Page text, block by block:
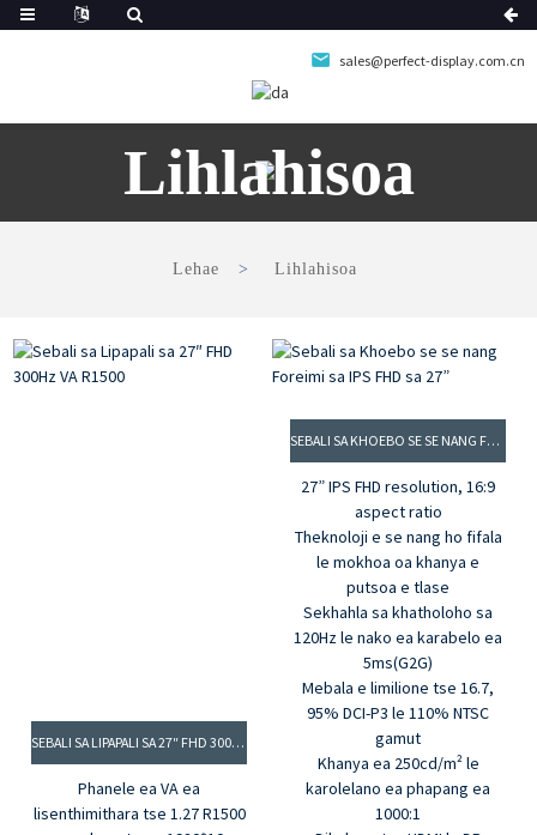
sales@perfect-display.com.cn
Lihlahisoa
Lehae Lihlahisoa
SEBALI SA LIPAPALI SA 27″ FHD 300HZ VA R1500
Phanele ea VA ea
lisenthimithara tse 1.27 R1500
SEBALI SA KHOEBO SE SE NANG FOREIMI SA IPS FHD SA 27”
27” IPS FHD resolution, 16:9
aspect ratio
Theknoloji e se nang ho fifala
le mokhoa oa khanya e
putsoa e tlase
Sekhahla sa khatholoho sa
120Hz le nako ea karabelo ea
5ms(G2G)
Mebala e limilione tse 16.7,
95% DCI-P3 le 110% NTSC
gamut
Khanya ea 250cd/m² le
karolelano ea phapang ea
1000:1